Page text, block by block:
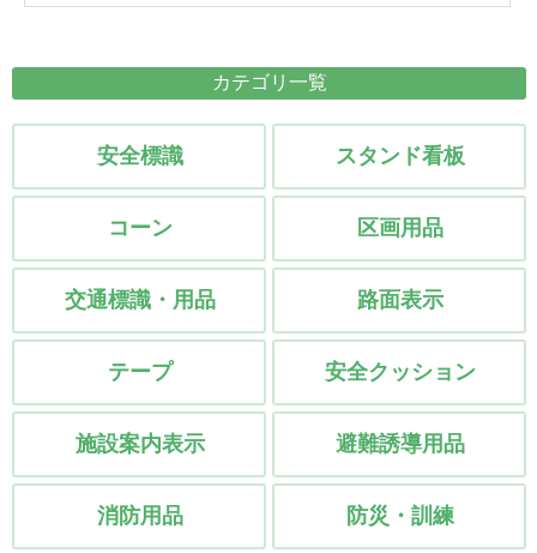
カテゴリ一覧
安全標識 スタンド看板
コーン 区画用品
交通標識・用品 路面表示
テープ 安全クッション
施設案内表示 避難誘導用品
消防用品 防災・訓練